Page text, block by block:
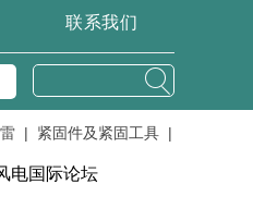
联系我们
固件及紧固工具 | 控制、变流器
电国际论坛